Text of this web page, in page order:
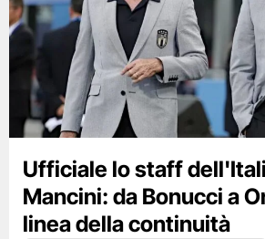
Ufficiale lo staff
Mancini: da Bonucci a
linea della continuità